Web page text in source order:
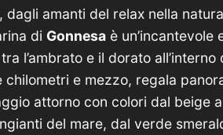
amanti del relax nella
di Gonnesa è
l’ambrato e il dorato all’interno
chilometri e mezzo, regala
attorno con colori dal beige
del mare, dal verde